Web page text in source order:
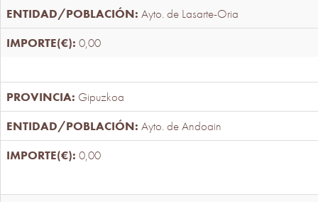
Ayto. de Lasarte-Oria
0,00
Gipuzkoa
Ayto. de Andoain
0,00